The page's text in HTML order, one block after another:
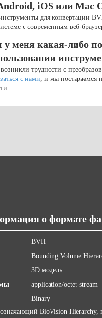
iOS или Mac
для конвертации
с современным веб-
у меня какая-либо
трудности с
с нами, и мы постараемся
о формате
BVH
Bounding Volume
3D модель
application/octet-stream
Binary
BioVision Hierarchy,